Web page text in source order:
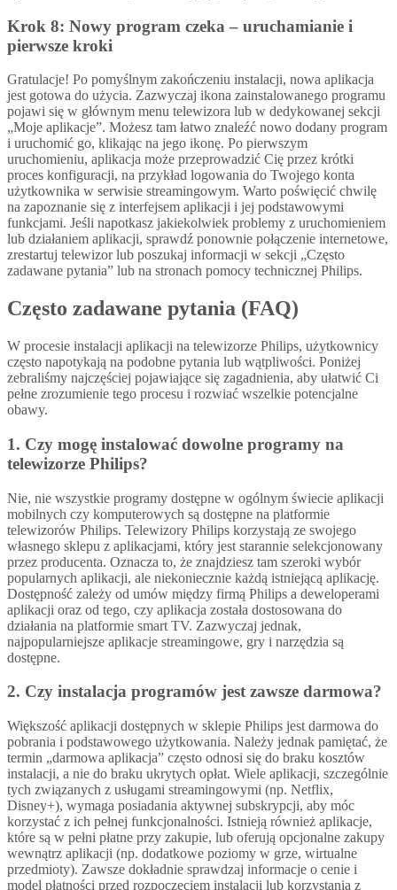
Krok 8: Nowy program czeka – uruchamianie i
pierwsze kroki
Gratulacje! Po pomyślnym zakończeniu instalacji, nowa aplikacja
jest gotowa do użycia. Zazwyczaj ikona zainstalowanego programu
pojawi się w głównym menu telewizora lub w dedykowanej sekcji
„Moje aplikacje”. Możesz tam łatwo znaleźć nowo dodany program
i uruchomić go, klikając na jego ikonę. Po pierwszym
uruchomieniu, aplikacja może przeprowadzić Cię przez krótki
proces konfiguracji, na przykład logowania do Twojego konta
użytkownika w serwisie streamingowym. Warto poświęcić chwilę
na zapoznanie się z interfejsem aplikacji i jej podstawowymi
funkcjami. Jeśli napotkasz jakiekolwiek problemy z uruchomieniem
lub działaniem aplikacji, sprawdź ponownie połączenie internetowe,
zrestartuj telewizor lub poszukaj informacji w sekcji „Często
zadawane pytania” lub na stronach pomocy technicznej Philips.
Często zadawane pytania (FAQ)
W procesie instalacji aplikacji na telewizorze Philips, użytkownicy
często napotykają na podobne pytania lub wątpliwości. Poniżej
zebraliśmy najczęściej pojawiające się zagadnienia, aby ułatwić Ci
pełne zrozumienie tego procesu i rozwiać wszelkie potencjalne
obawy.
1. Czy mogę instalować dowolne programy na
telewizorze Philips?
Nie, nie wszystkie programy dostępne w ogólnym świecie aplikacji
mobilnych czy komputerowych są dostępne na platformie
telewizorów Philips. Telewizory Philips korzystają ze swojego
własnego sklepu z aplikacjami, który jest starannie selekcjonowany
przez producenta. Oznacza to, że znajdziesz tam szeroki wybór
popularnych aplikacji, ale niekoniecznie każdą istniejącą aplikację.
Dostępność zależy od umów między firmą Philips a deweloperami
aplikacji oraz od tego, czy aplikacja została dostosowana do
działania na platformie smart TV. Zazwyczaj jednak,
najpopularniejsze aplikacje streamingowe, gry i narzędzia są
dostępne.
2. Czy instalacja programów jest zawsze darmowa?
Większość aplikacji dostępnych w sklepie Philips jest darmowa do
pobrania i podstawowego użytkowania. Należy jednak pamiętać, że
termin „darmowa aplikacja” często odnosi się do braku kosztów
instalacji, a nie do braku ukrytych opłat. Wiele aplikacji, szczególnie
tych związanych z usługami streamingowymi (np. Netflix,
Disney+), wymaga posiadania aktywnej subskrypcji, aby móc
korzystać z ich pełnej funkcjonalności. Istnieją również aplikacje,
które są w pełni płatne przy zakupie, lub oferują opcjonalne zakupy
wewnątrz aplikacji (np. dodatkowe poziomy w grze, wirtualne
przedmioty). Zawsze dokładnie sprawdzaj informacje o cenie i
model płatności przed rozpoczęciem instalacji lub korzystania z